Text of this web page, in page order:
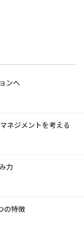
ンへ
ネジメントを考える
力
の特徴